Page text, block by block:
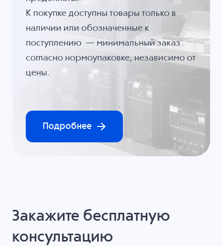
К покупке доступны товары только в
наличии или обозначенные к
поступлению — минимальный заказ
согласно нормоупаковке, независимо от
цены.
Подробнее
Закажите бесплатную
консультацию